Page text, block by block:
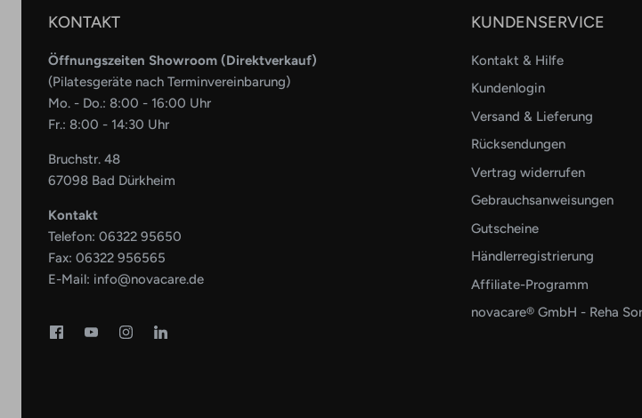
KONTAKT
Öffnungszeiten Showroom (Direktverkauf)
(Pilatesgeräte nach Terminvereinbarung)
Mo. - Do.: 8:00 - 16:00 Uhr
Fr.: 8:00 - 14:30 Uhr
Bruchstr. 48
67098 Bad Dürkheim
Kontakt
Telefon: 06322 95650
Fax: 06322 956565
E-Mail: info@novacare.de
KUNDENSERVICE
Kontakt & Hilfe
Kundenlogin
Versand & Lieferung
Rücksendungen
Vertrag widerrufen
Gebrauchsanweisungen
Gutscheine
Händlerregistrierung
Affiliate-Programm
novacare® GmbH - Reha